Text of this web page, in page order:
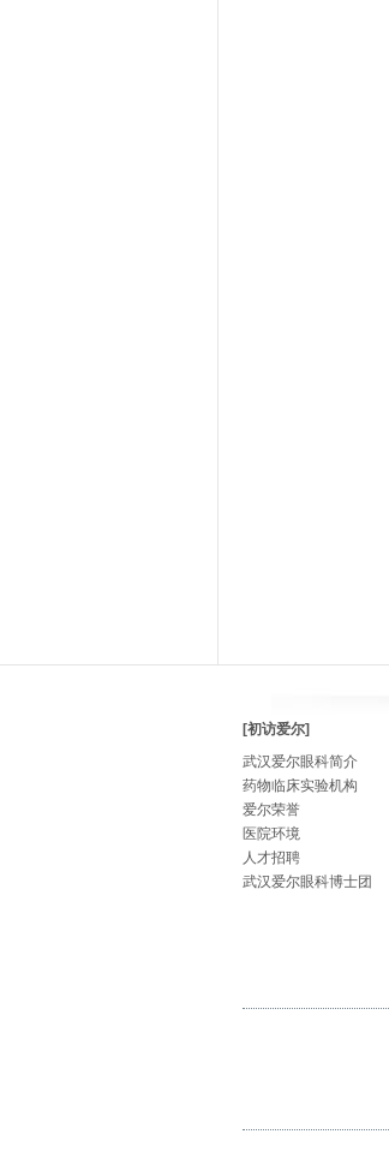
[初访爱尔]
武汉爱尔眼科简介
药物临床实验机构
爱尔荣誉
医院环境
人才招聘
武汉爱尔眼科博士团